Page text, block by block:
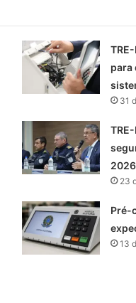
para
31
2026
23
Pré-
13